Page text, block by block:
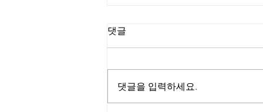
댓글
댓글을 입력하세요.